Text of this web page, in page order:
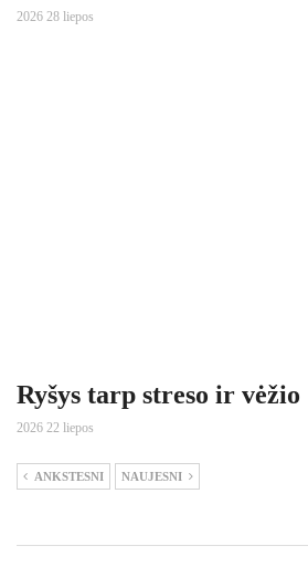
2026 28 liepos
Ryšys tarp streso ir vėžio
2026 22 liepos
ANKSTESNI NAUJESNI